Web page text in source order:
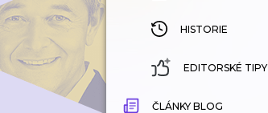
HISTORIE
EDITORSKÉ TIPY
ČLÁNKY BLOG